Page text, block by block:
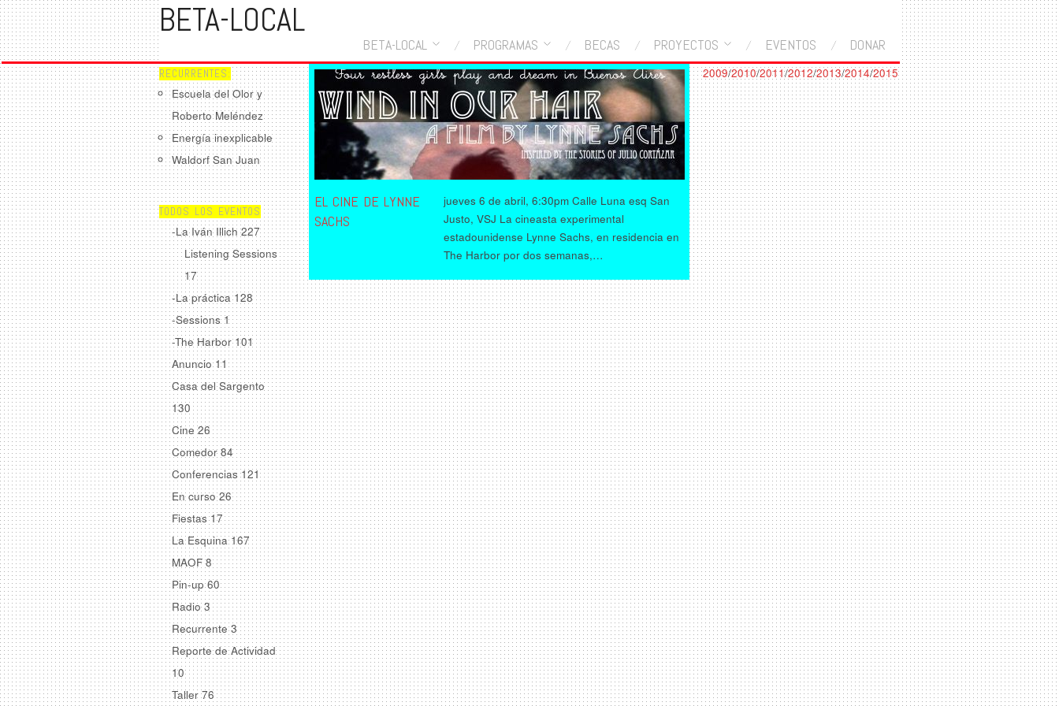
BETA-LOCAL
BETA-LOCAL PROGRAMAS BECAS PROYECTOS EVENTOS DONAR
RECURRENTES:
Escuela del Olor y
Roberto Meléndez
Energía inexplicable
Waldorf San Juan
TODOS LOS EVENTOS
-La Iván Illich227
Listening Sessions
17
-La práctica128
-Sessions 1
-The Harbor101
Anuncio11
Casa del Sargento
130
Cine26
Comedor 84
Conferencias121
En curso26
Fiestas17
La Esquina167
MAOF8
Pin-up60
Radio3
Recurrente3
Reporte de Actividad
10
Taller76
EL CINE DE LYNNE
SACHS
jueves 6 de abril, 6:30pm Calle Luna esq San
Justo, VSJ La cineasta experimental
estadounidense Lynne Sachs, en residencia en
The Harbor por dos semanas,…
2009/2010/2011/2012/2013/2014/2015